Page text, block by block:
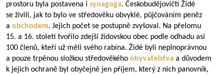
prostoru byla postavena i synagoga. Českobudějovičtí Židé
se živili, jak to bylo ve středověku obvyklé, půjčováním peněz
a obchodem. Jejich počet se postupně zvyšoval. Na přelomu
15. a 16. století tvořilo zdejší židovskou obec podle odhadu asi
100 členů, kteří už měli svého rabína. Židé byli neplnoprávnou
a pouze trpěnou složkou středověkého obyvatelstva a důvodem
k jejich ochraně byl obyčejně jen příjem, který z nich panovník,